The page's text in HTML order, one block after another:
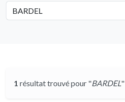
1 résultat trouvé pour "BARDEL"